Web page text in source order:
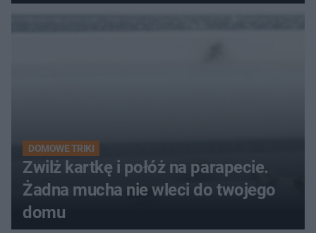
DOMOWE TRIKI
Zwilż kartkę i połóż na parapecie.
Żadna mucha nie wleci do twojego
domu